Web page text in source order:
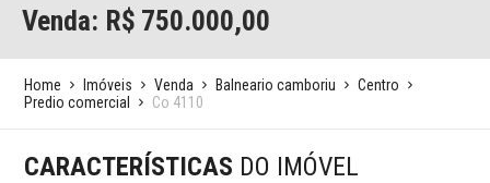
Venda: R$ 750.000,00
Home Imóveis Venda Balneario camboriu
Centro
Predio comercial
Co 4110
CARACTERÍSTICAS DO IMÓVEL